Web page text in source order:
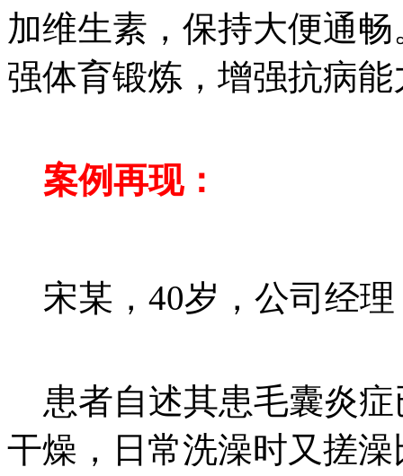
加维生素，保持大便通
强体育锻炼，增强抗病能
案例再现：
宋某，40岁，公司经理
患者自述其患毛囊炎症
干燥，日常洗澡时又搓